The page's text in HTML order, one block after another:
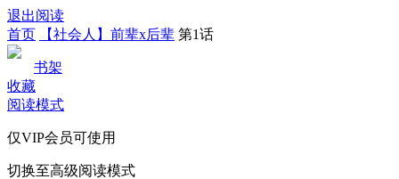
退出阅读
首页
【社会人】前辈x后辈 第1话
书架
收藏
阅读模式
仅VIP会员可使用
切换至高级阅读模式